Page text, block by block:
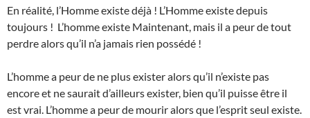
En réalité, l’Homme existe déjà ! L’Homme existe depuis
toujours ! L’homme existe Maintenant, mais il a peur de tout
perdre alors qu’il n’a jamais rien possédé !
L’homme a peur de ne plus exister alors qu’il n’existe pas
encore et ne saurait d’ailleurs exister, bien qu’il puisse être il
est vrai. L’homme a peur de mourir alors que l’esprit seul existe.